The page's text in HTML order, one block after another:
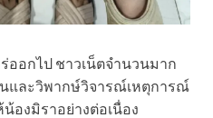
ออกไป ชาวเน็ตจำนวนมาก
และวิพากษ์วิจารณ์เหตุการณ์
องมิราอย่างต่อเนื่อง